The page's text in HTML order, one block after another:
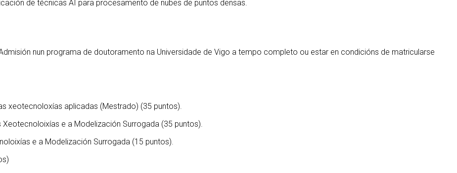
de técnicas AI para procesamento de nubes de puntos densas.
nun programa de doutoramento na Universidade de Vigo a tempo completo ou estar en condicións de matricularse
xeotecnoloxías aplicadas (Mestrado) (35 puntos).
e a Modelización Surrogada (35 puntos).
e a Modelización Surrogada (15 puntos).